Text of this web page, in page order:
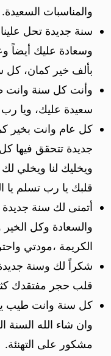
والمناسبات السعيدة.
سنة جديدة تحل
وسعادة عليك أيضاً
بألف خير كمان، كل
وأنت كل سنة وانت
سعيدة عليك، ويا
كل عام وانت بخير
جديدة تتحقق فيها
ويخليك لنا ويخلي
قلبك يا رب تسلم يا
أتمنى لك سنة جديدة
والسعادة وكل
الكريمة ،مودتي
شكراً لك وسنة
قلب حجر مفتقدك
كل سنة وانت طيب
وان شاء الله السنة
مشكور على التهنئة.